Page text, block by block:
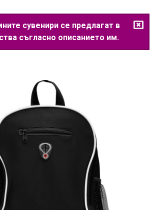
сувенири се предлагат в
съгласно описанието им.